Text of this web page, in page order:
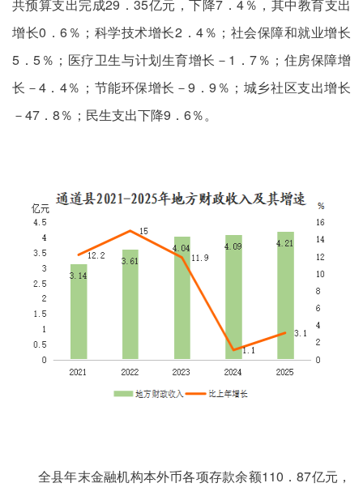
共预算支出完成29．35亿元，下降7．4％，其中教育支出
增长0．6％；科学技术增长2．4％；社会保障和就业增长
5．5％；医疗卫生与计划生育增长－1．7％；住房保障增
长－4．4％；节能环保增长－9．9％；城乡社区支出增长
－47．8％；民生支出下降9．6％。
全县年末金融机构本外币各项存款余额110．87亿元，